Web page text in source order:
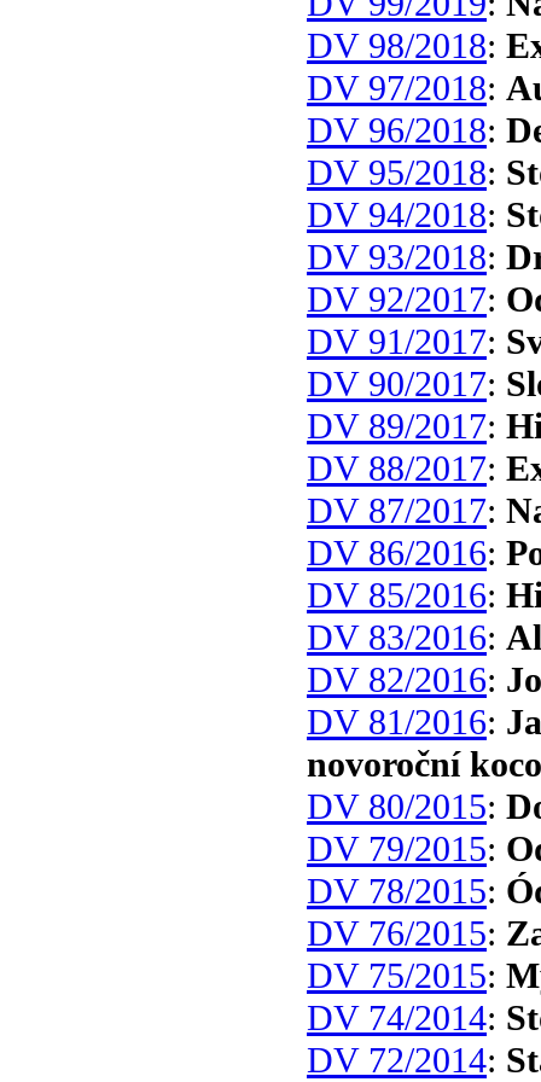
DV 98/2018:
DV 97/2018:
DV 96/2018:
DV 95/2018:
DV 94/2018:
DV 93/2018:
DV 92/2017:
DV 91/2017:
DV 90/2017:
DV 89/2017:
DV 88/2017:
DV 87/2017:
DV 86/2016:
DV 85/2016:
DV 83/2016:
DV 82/2016:
DV 81/2016:
novoroční
DV 80/2015:
DV 79/2015:
DV 78/2015:
DV 76/2015:
DV 75/2015:
DV 74/2014:
DV 72/2014: